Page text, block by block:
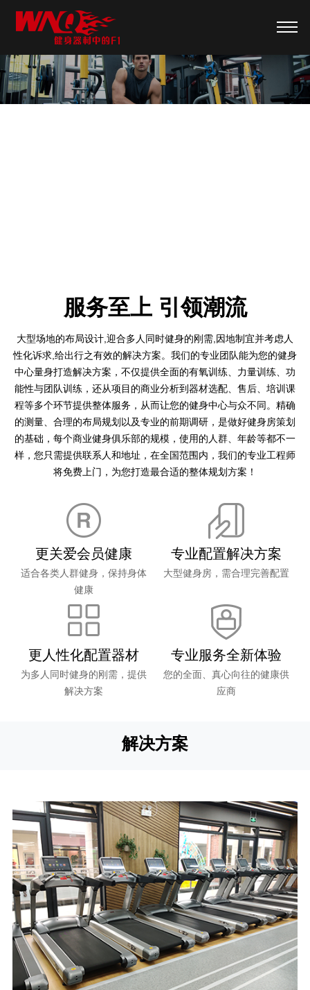
服务至上 引领潮流
大型场地的布局设计,迎合多人同时健身的刚需,因地制宜并考虑人
性化诉求,给出行之有效的解决方案。我们的专业团队能为您的健身
中心量身打造解决方案，不仅提供全面的有氧训练、力量训练、功
能性与团队训练，还从项目的商业分析到器材选配、售后、培训课
程等多个环节提供整体服务，从而让您的健身中心与众不同。精确
的测量、合理的布局规划以及专业的前期调研，是做好健身房策划
的基础，每个商业健身俱乐部的规模，使用的人群、年龄等都不一
样，您只需提供联系人和地址，在全国范围内，我们的专业工程师
将免费上门，为您打造最合适的整体规划方案！
更关爱会员健康
适合各类人群健身，保持身体
健康
专业配置解决方案
大型健身房，需合理完善配置
更人性化配置器材
为多人同时健身的刚需，提供
解决方案
专业服务全新体验
您的全面、真心向往的健康供
应商
解决方案